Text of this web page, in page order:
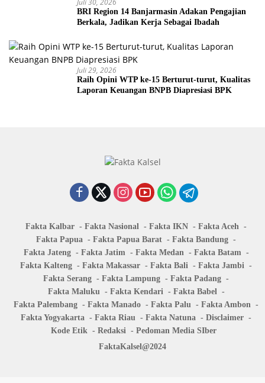
BRI Region 14 Banjarmasin Adakan Pengajian
Berkala, Jadikan Kerja Sebagai Ibadah
Juli 29, 2026
Raih Opini WTP ke-15 Berturut-turut, Kualitas
Laporan Keuangan BNPB Diapresiasi BPK
Fakta Kalbar Fakta Nasional Fakta IKN
Fakta Aceh
Fakta Papua
Fakta Papua Barat
Fakta Bandung
Fakta Jateng
Fakta Jatim Fakta Medan
Fakta Batam
Fakta Kalteng
Fakta Makassar Fakta Bali
Fakta Jambi
Fakta Serang
Fakta Lampung
Fakta Padang
Fakta Maluku
Fakta Kendari
Fakta Babel
Fakta Palembang
Fakta Manado Fakta Palu
Fakta Ambon
Fakta Yogyakarta
Fakta Riau Fakta Natuna
Disclaimer
Kode Etik
Redaksi
Pedoman Media SIber
FaktaKalsel@2024